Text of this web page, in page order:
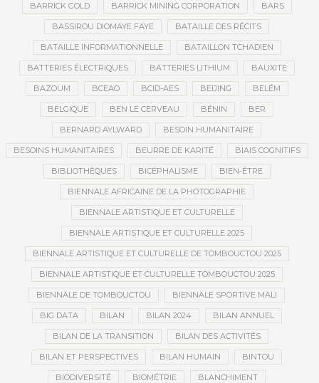
BARRICK GOLD BARRICK MINING CORPORATION BARS
BASSIROU DIOMAYE FAYE BATAILLE DES RÉCITS
BATAILLE INFORMATIONNELLE BATAILLON TCHADIEN
BATTERIES ÉLECTRIQUES BATTERIES LITHIUM BAUXITE
BAZOUM BCEAO BCID-AES BEIJING BELÉM
BELGIQUE BEN LE CERVEAU BÉNIN BER
BERNARD AYLWARD BESOIN HUMANITAIRE
BESOINS HUMANITAIRES BEURRE DE KARITÉ BIAIS COGNITIFS
BIBLIOTHÈQUES BICÉPHALISME BIEN-ÊTRE
BIENNALE AFRICAINE DE LA PHOTOGRAPHIE
BIENNALE ARTISTIQUE ET CULTURELLE
BIENNALE ARTISTIQUE ET CULTURELLE 2025
BIENNALE ARTISTIQUE ET CULTURELLE DE TOMBOUCTOU 2025
BIENNALE ARTISTIQUE ET CULTURELLE TOMBOUCTOU 2025
BIENNALE DE TOMBOUCTOU BIENNALE SPORTIVE MALI
BIG DATA BILAN BILAN 2024 BILAN ANNUEL
BILAN DE LA TRANSITION BILAN DES ACTIVITÉS
BILAN ET PERSPECTIVES BILAN HUMAIN BINTOU
BIODIVERSITÉ BIOMÉTRIE BLANCHIMENT